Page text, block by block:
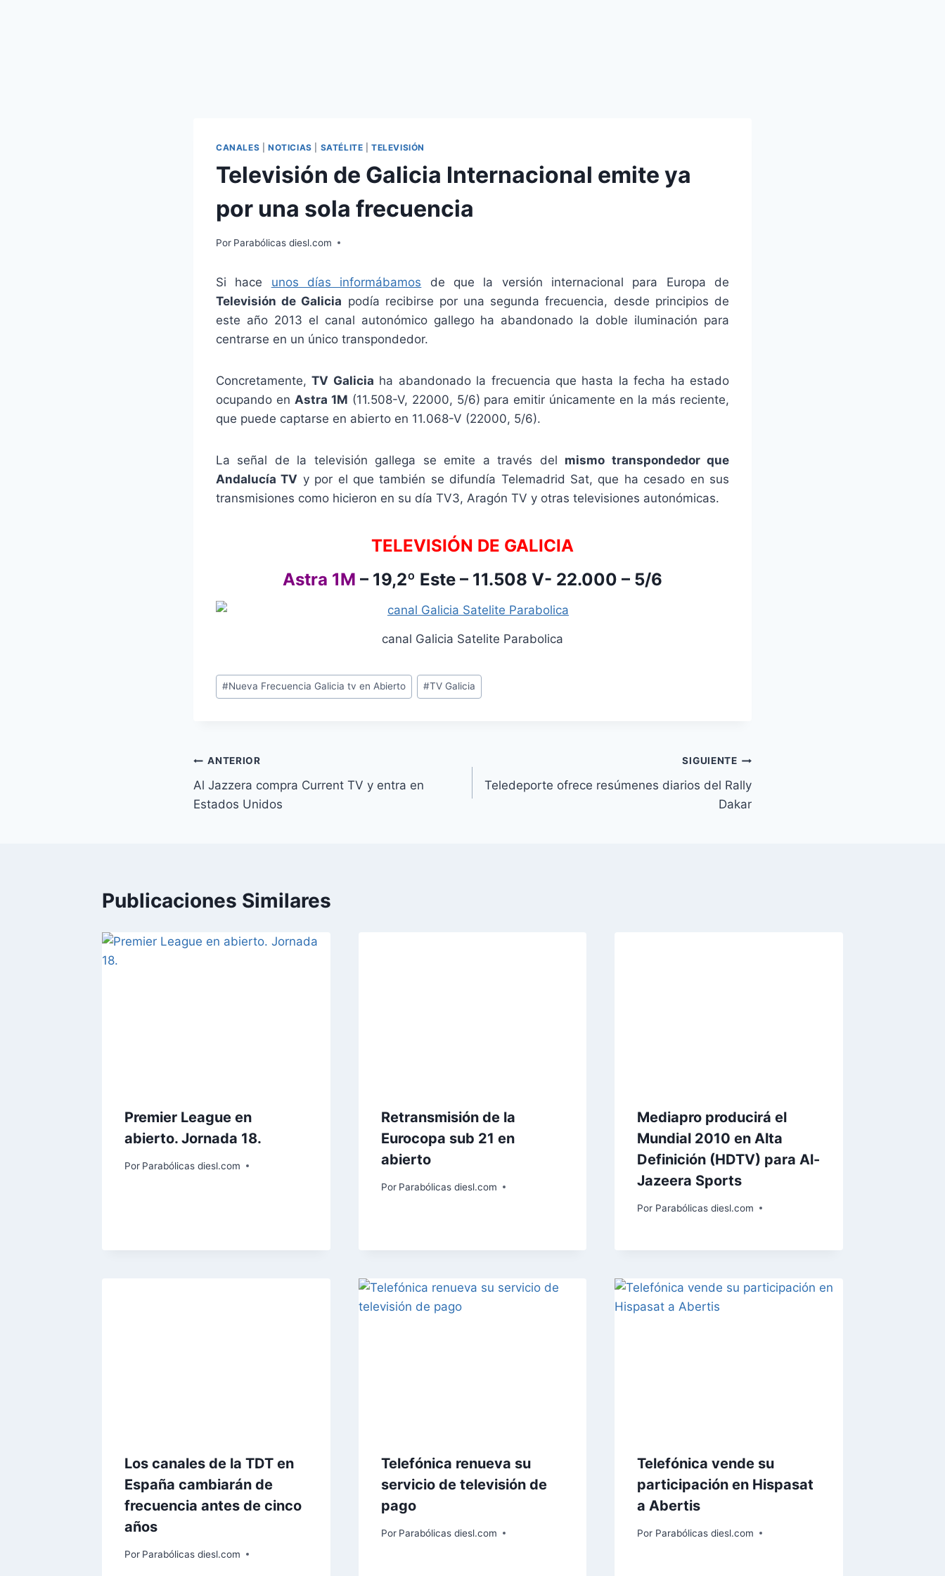
CANALES NOTICIAS SATÉLITE |TELEVISIÓN
Televisión de Galicia Internacional emite ya
por una sola frecuencia
Por Parabólicas diesl.com
Si hace unos días informábamos de que la versión internacional para Europa de
Televisión de Galicia podía recibirse por una segunda frecuencia, desde principios de
este año 2013 el canal autonómico gallego ha abandonado la doble iluminación para
centrarse en un único transpondedor.
Concretamente,TV Galicia ha abandonado la frecuencia que hasta la fecha ha estado
ocupando en Astra 1M (11.508-V, 22000, 5/6) para emitir únicamente en la más reciente,
que puede captarse en abierto en 11.068-V (22000, 5/6).
La señal de la televisión gallega se emite a través del mismo transpondedor que
Andalucía TV y por el que también se difundía Telemadrid Sat, que ha cesado en sus
transmisiones como hicieron en su día TV3, Aragón TV y otras televisiones autonómicas.
TELEVISIÓN DE GALICIA
Astra 1M – 19,2º Este – 11.508 V- 22.000 – 5/6
canal Galicia Satelite Parabolica
Etiquetas
de
#Nueva Frecuencia Galicia tv en Abierto #TV Galicia
Navegación
de
ANTERIOR
Al Jazzera compra Current TV y entra en
Estados Unidos
SIGUIENTE
Teledeporte ofrece resúmenes diarios del Rally
Dakar
Publicaciones Similares
Premier League en
abierto. Jornada 18.
Por Parabólicas diesl.com
Retransmisión de la
Eurocopa sub 21 en
abierto
Por Parabólicas diesl.com
Mediapro producirá el
Mundial 2010 en Alta
Definición (HDTV) para Al-
Jazeera Sports
Por Parabólicas diesl.com
Los canales de la TDT en
España cambiarán de
frecuencia antes de cinco
años
Por Parabólicas diesl.com
Telefónica renueva su
servicio de televisión de
pago
Por Parabólicas diesl.com
Telefónica vende su
participación en Hispasat
a Abertis
Por Parabólicas diesl.com